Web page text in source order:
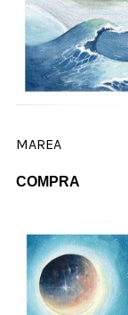
MAREA
COMPRA